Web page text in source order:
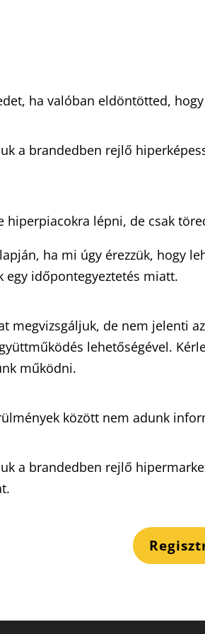
ha valóban eldöntötted,
a brandedben rejlő
hiperpiacokra lépni, de csak
ha mi úgy érezzük, hogy
egy időpontegyeztetés miatt.
megvizsgáljuk, de nem jelenti
lehetőségével.
működni.
között nem adunk
a brandedben rejlő